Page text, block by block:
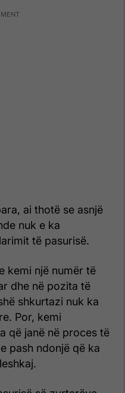
ai thotë se asnjë
nuk e ka
të pasurisë.
kemi një numër të
dhe në pozita të
shkurtazi nuk ka
Por, kemi
që janë në proces të
pash ndonjë që ka